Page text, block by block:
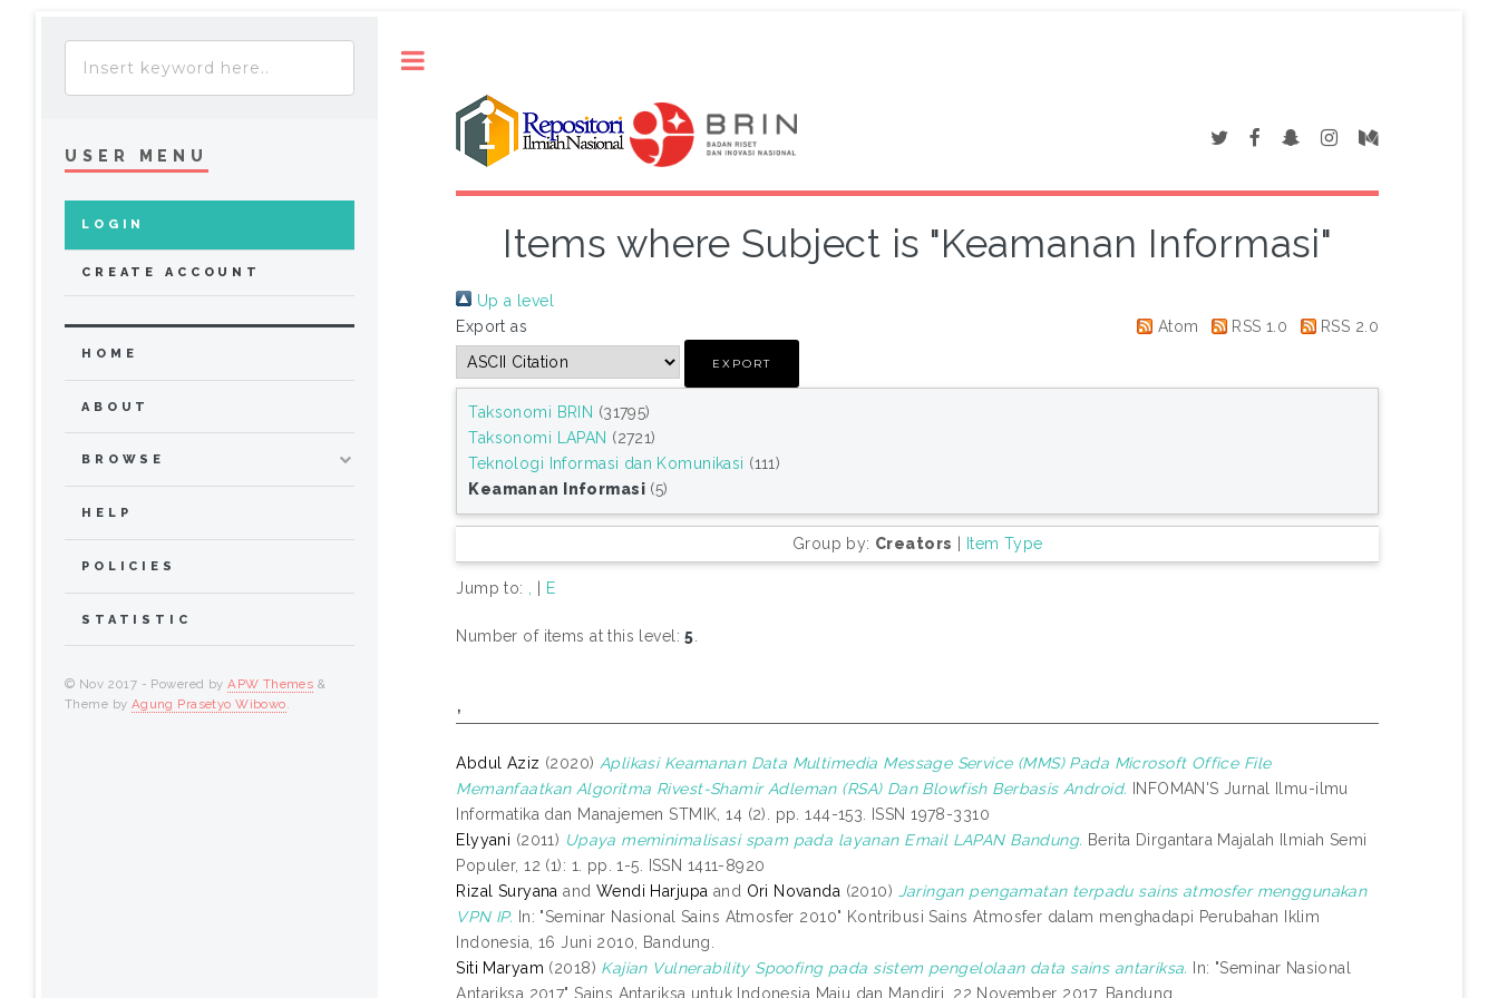
Items where Subject is "Keamanan Informasi"
Up a level
Export as
Atom RSS 1.0 RSS 2.0
Taksonomi BRIN (31795)
Taksonomi LAPAN (2721)
Teknologi Informasi dan Komunikasi (111)
Keamanan Informasi(5)
Group by: Creators | Item Type
Jump to: | E
Number of items at this level:5
,
Abdul Aziz (2020) Aplikasi Keamanan Data Multimedia Message Service (MMS) Pada Microsoft Office File
Memanfaatkan Algoritma Rivest-Shamir Adleman (RSA) Dan Blowfish Berbasis Android. INFOMAN'S Jurnal Ilmu-ilmu
Informatika dan Manajemen STMIK, 14 (2). pp. 144-153. ISSN 1978-3310
Elyyani (2011) Upaya meminimalisasi spam pada layanan Email LAPAN Bandung. Berita Dirgantara Majalah Ilmiah Semi
Populer, 12 (1): 1. pp. 1-5. ISSN 1411-8920
Rizal Suryana and Wendi Harjupa and Ori Novanda (2010)
Jaringan pengamatan terpadu sains atmosfer menggunakan
VPN IP. In: "Seminar Nasional Sains Atmosfer 2010" Kontribusi Sains Atmosfer dalam menghadapi Perubahan Iklim
Indonesia, 16 Juni 2010, Bandung.
Siti Maryam (2018) Kajian Vulnerability Spoofing pada sistem pengelolaan data sains antariksa.
In: "Seminar Nasional
Antariksa 2017" Sains Antariksa untuk Indonesia Maju dan Mandiri, 22 November 2017, Bandung.
USER MENU
LOGIN
CREATE ACCOUNT
HOME
ABOUT
BROWSE
HELP
POLICIES
STATISTIC
© Nov 2017 - Powered byAPW Themes &
Theme by Agung Prasetyo Wibowo.